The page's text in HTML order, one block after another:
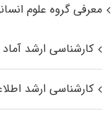
معرفی گروه علوم
کارشناسی ارشد آماد
کارشناسی ارشد